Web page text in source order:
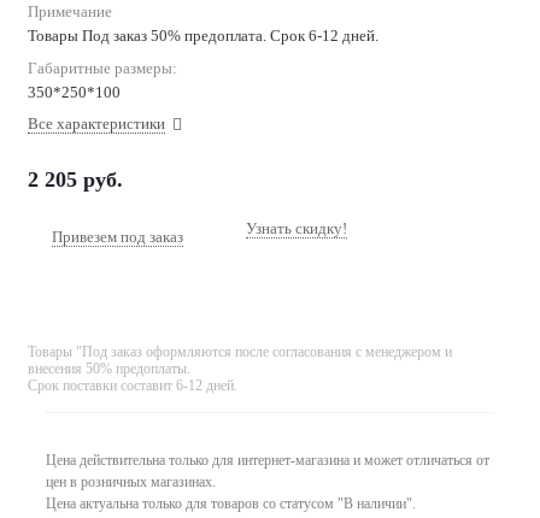
Примечание
Товары Под заказ 50% предоплата. Срок 6-12 дней.
Габаритные размеры:
350*250*100
Все характеристики
2 205 руб.
Привезем под заказ Узнать скидку!
Товары "Под заказ оформляются после согласования с менеджером и
внесения 50% предоплаты.
Срок поставки составит 6-12 дней.
Цена действительна только для интернет-магазина и может отличаться от
цен в розничных магазинах.
Цена актуальна только для товаров со статусом "В наличии".